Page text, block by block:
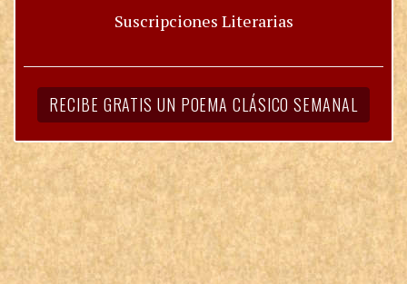
Suscripciones Literarias
RECIBE GRATIS UN POEMA CLÁSICO SEMANAL